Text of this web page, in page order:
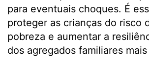
para eventuais choques. É
proteger as crianças do risco
pobreza e aumentar a
dos agregados familiares mais